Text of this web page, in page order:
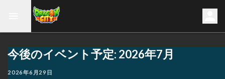
今後のイベント予定: 2026年7月
2026年6月29日